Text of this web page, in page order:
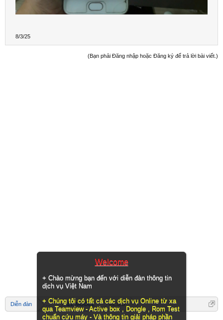
Welcome
+ Chào mừng bạn đến với diễn đàn thông tin
dịch vụ Việt Nam
+ Chúng tôi có tất cả các dịch vụ Online từ xa
qua Teamview - Active box , Dongle , Rom Test
chuẩn cứu máy - Và thông tin giải pháp phần
8/3/25
(Bạn phải Đăng nhập hoặc Đăng ký để trả lời bài viết.)
Diễn đàn ... ALL MODEL MEIZU